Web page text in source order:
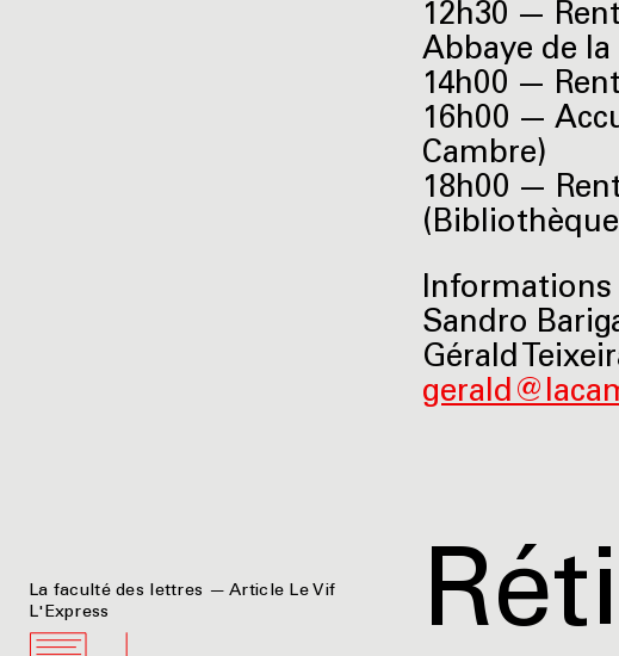
12h30 —
Abbaye de la
14h00 —
16h00 —
Cambre)
18h00 —
Informations
Sandro
Gérald
La faculté des lettres — Article Le Vif
L'Express